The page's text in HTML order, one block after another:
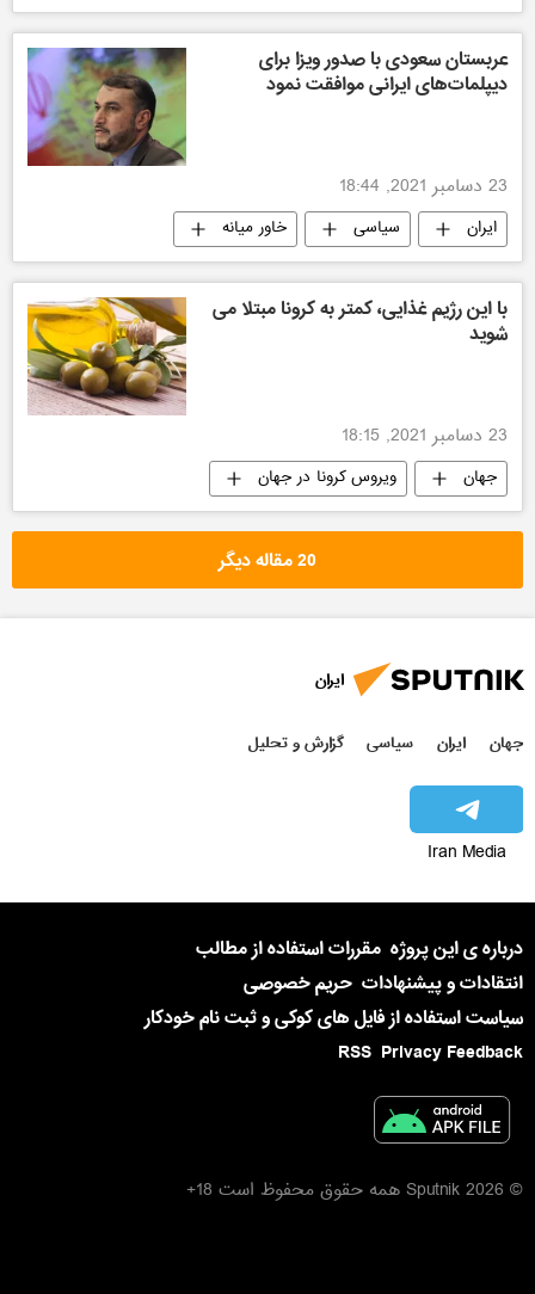
عربستان سعودی
عربستان سعودی با صدور ویزا برای
دیپلمات‌های ایرانی موافقت نمود
23 دسامبر 2021, 18:44
ایران سیاسی
خاور میانه
عربستان سعودی
با این رژیم غذایی، کمتر به کرونا مبتلا می
شوید
23 دسامبر 2021, 18:15
جهان ویروس کرونا در جهان
20 مقاله دیگر
ایران
جهان ایران سیاسی گزارش و تحلیل
Iran Media
درباره ی این پروژه مقررات استفاده از مطالب
انتقادات و پیشنهادات حریم خصوصی
سیاست استفاده از فایل های کوکی و ثبت نام خودکار
Privacy Feedback
RSS
© 2026 Sputnik همه حقوق محفوظ است 18+